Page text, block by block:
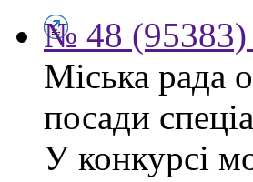
№ 48 (95383)
Міська рада
посади
У конкурсі